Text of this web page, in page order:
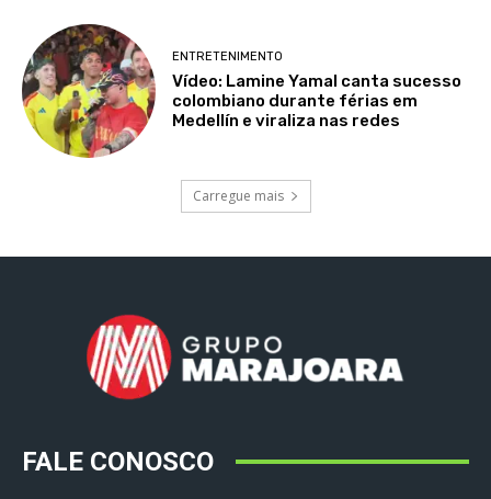
ENTRETENIMENTO
Vídeo: Lamine Yamal canta sucesso
colombiano durante férias em
Medellín e viraliza nas redes
Carregue mais
FALE CONOSCO